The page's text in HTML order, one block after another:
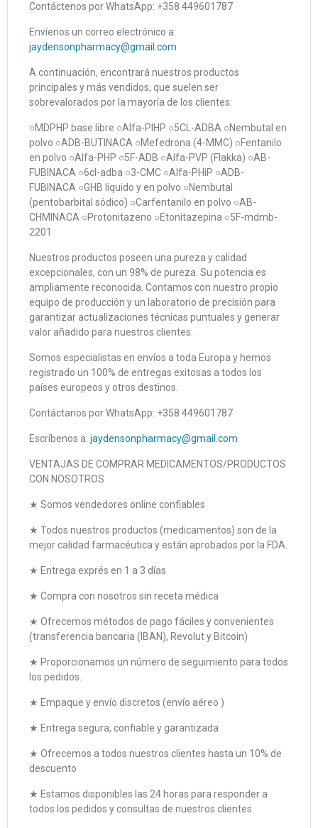
Contáctenos por WhatsApp: +358 449601787
Envíenos un correo electrónico a:
jaydensonpharmacy@gmail.com
A continuación, encontrará nuestros productos
principales y más vendidos, que suelen ser
sobrevalorados por la mayoría de los clientes:
○MDPHP base libre ○Alfa-PIHP ○5CL-ADBA ○Nembutal en
polvo ○ADB-BUTINACA ○Mefedrona (4-MMC) ○Fentanilo
en polvo ○Alfa-PHP ○5F-ADB ○Alfa-PVP (Flakka) ○AB-
FUBINACA ○6cl-adba ○3-CMC ○Alfa-PHiP ○ADB-
FUBINACA ○GHB líquido y en polvo ○Nembutal
(pentobarbital sódico) ○Carfentanilo en polvo ○AB-
CHMINACA ○Protonitazeno ○Etonitazepina ○5F-mdmb-
2201
Nuestros productos poseen una pureza y calidad
excepcionales, con un 98% de pureza. Su potencia es
ampliamente reconocida. Contamos con nuestro propio
equipo de producción y un laboratorio de precisión para
garantizar actualizaciones técnicas puntuales y generar
valor añadido para nuestros clientes.
Somos especialistas en envíos a toda Europa y hemos
registrado un 100% de entregas exitosas a todos los
países europeos y otros destinos.
Contáctanos por WhatsApp: +358 449601787
Escríbenos a: jaydensonpharmacy@gmail.com
VENTAJAS DE COMPRAR MEDICAMENTOS/PRODUCTOS
CON NOSOTROS
★ Somos vendedores online confiables
★ Todos nuestros productos (medicamentos) son de la
mejor calidad farmacéutica y están aprobados por la FDA.
★ Entrega exprés en 1 a 3 días
★ Compra con nosotros sin receta médica
★ Ofrecemos métodos de pago fáciles y convenientes
(transferencia bancaria (IBAN), Revolut y Bitcoin)
★ Proporcionamos un número de seguimiento para todos
los pedidos.
★ Empaque y envío discretos (envío aéreo )
★ Entrega segura, confiable y garantizada
★ Ofrecemos a todos nuestros clientes hasta un 10% de
descuento
★ Estamos disponibles las 24 horas para responder a
todos los pedidos y consultas de nuestros clientes.